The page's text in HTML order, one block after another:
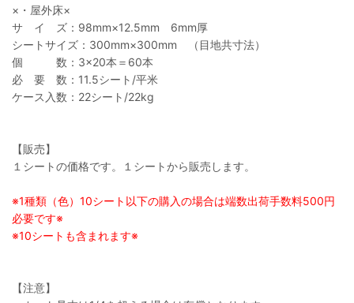
×・屋外床×
サ イ ズ：98mm×12.5mm 6mm厚
シートサイズ：300mm×300mm （目地共寸法）
個 数：3×20本＝60本
必 要 数：11.5シート/平米
ケース入数：22シート/22kg
【販売】
１シートの価格です。１シートから販売します。
※1種類（色）10シート以下の購入の場合は端数出荷手数料500円
必要です※
※10シートも含まれます※
【注意】